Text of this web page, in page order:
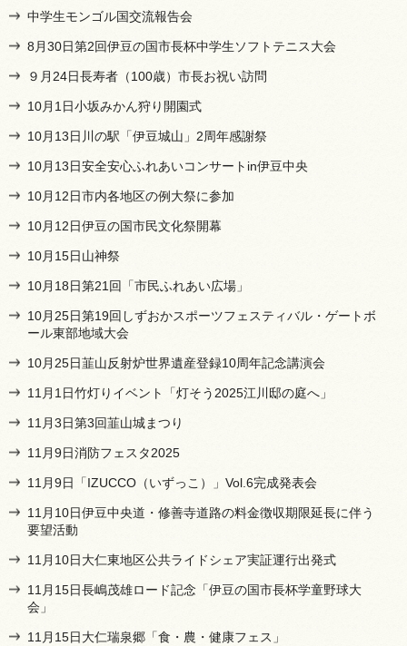
中学生モンゴル国交流報告会
8月30日第2回伊豆の国市長杯中学生ソフトテニス大会
９月24日長寿者（100歳）市長お祝い訪問
10月1日小坂みかん狩り開園式
10月13日川の駅「伊豆城山」2周年感謝祭
10月13日安全安心ふれあいコンサートin伊豆中央
10月12日市内各地区の例大祭に参加
10月12日伊豆の国市民文化祭開幕
10月15日山神祭
10月18日第21回「市民ふれあい広場」
10月25日第19回しずおかスポーツフェスティバル・ゲートボ
ール東部地域大会
10月25日韮山反射炉世界遺産登録10周年記念講演会
11月1日竹灯りイベント「灯そう2025江川邸の庭へ」
11月3日第3回韮山城まつり
11月9日消防フェスタ2025
11月9日「IZUCCO（いずっこ）」Vol.6完成発表会
11月10日伊豆中央道・修善寺道路の料金徴収期限延長に伴う
要望活動
11月10日大仁東地区公共ライドシェア実証運行出発式
11月15日長嶋茂雄ロード記念「伊豆の国市長杯学童野球大
会」
11月15日大仁瑞泉郷「食・農・健康フェス」